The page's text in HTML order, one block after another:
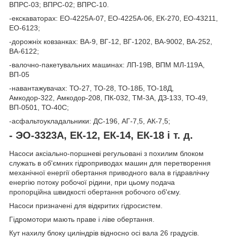
ВПРС-03; ВПРС-02; ВПРС-10.
-екскаваторах: ЕО-4225А-07, ЕО-4225А-06, ЕК-270, ЕО-43211,
ЕО-6123;
-дорожніх ковзанках: ВА-9, ВГ-12, ВГ-1202, ВА-9002, ВА-252,
ВА-6122;
-валочно-пакетувальних машинах: ЛП-19В, ВПМ МЛ-119А,
ВП-05
-навантажувачах: ТО-27, ТО-28, ТО-18Б, ТО-18Д,
Амкодор-322, Амкодор-208, ПК-032, ТМ-3А, ДЗ-133, ТО-49,
ВП-0501, ТО-40С;
-асфальтоукладальники: ДС-196, АГ-7,5, АК-7,5;
- ЭО-3323А, ЕК-12, ЕК-14, ЕК-18 і т. д.
Насоси аксіально-поршневі регульовані з похилим блоком
служать в об'ємних гідроприводах машин для перетворення
механічної енергії обертання приводного вала в гідравлічну
енергію потоку робочої рідини, при цьому подача
пропорційна швидкості обертання робочого об'єму.
Насоси призначені для відкритих гідросистем.
Гідромотори мають праве і ліве обертання.
Кут нахилу блоку циліндрів відносно осі вала 26 градусів.